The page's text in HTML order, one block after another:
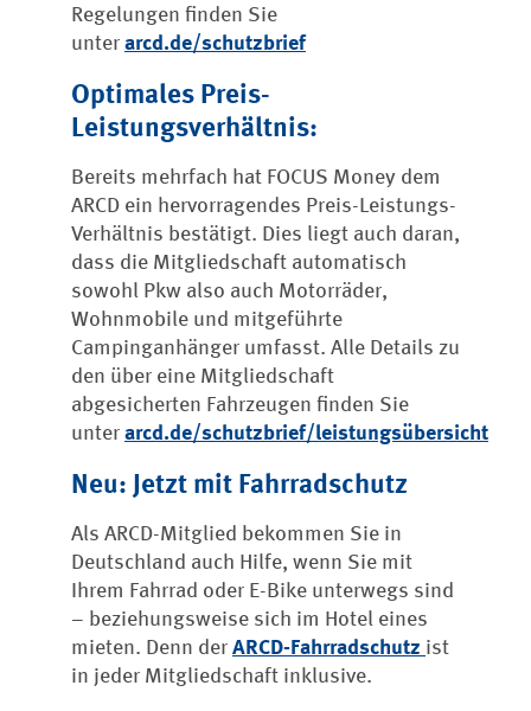
Regelungen finden Sie
unter arcd.de/schutzbrief
Optimales Preis-
Leistungsverhältnis:
Bereits mehrfach hat FOCUS Money dem
ARCD ein hervorragendes Preis-Leistungs-
Verhältnis bestätigt. Dies liegt auch daran,
dass die Mitgliedschaft automatisch
sowohl Pkw also auch Motorräder,
Wohnmobile und mitgeführte
Campinganhänger umfasst. Alle Details zu
den über eine Mitgliedschaft
abgesicherten Fahrzeugen finden Sie
unter arcd.de/schutzbrief/leistungsübersicht
Neu: Jetzt mit Fahrradschutz
Als ARCD-Mitglied bekommen Sie in
Deutschland auch Hilfe, wenn Sie mit
Ihrem Fahrrad oder E-Bike unterwegs sind
– beziehungsweise sich im Hotel eines
mieten. Denn der ARCD-Fahrradschutz ist
in jeder Mitgliedschaft inklusive.